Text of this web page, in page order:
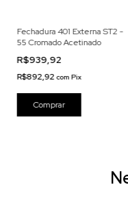
Fechadura 401 Externa ST2 -
55 Cromado Acetinado
R$939,92
R$892,92com Pix